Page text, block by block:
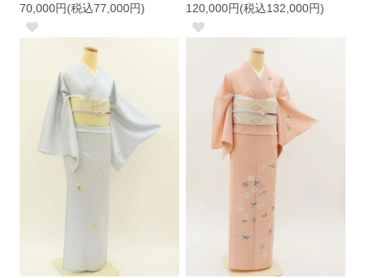
70,000円(税込77,000円)
120,000円(税込132,000円)